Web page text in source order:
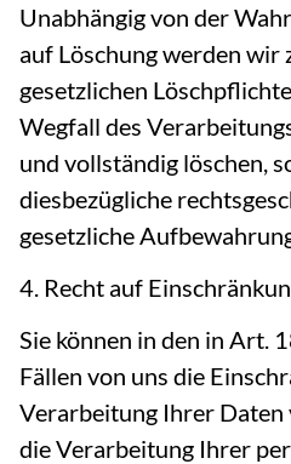
Unabhängig von der
auf Löschung werden
gesetzlichen
Wegfall des
und vollständig löschen,
diesbezügliche
gesetzliche
4. Recht auf
Sie können in den in Art.
Fällen von uns die
Verarbeitung Ihrer Daten
die Verarbeitung Ihrer